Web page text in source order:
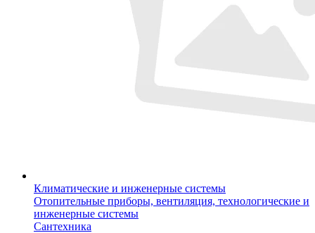
Климатические и инженерные системы
Отопительные приборы, вентиляция, технологические и
инженерные системы
Сантехника